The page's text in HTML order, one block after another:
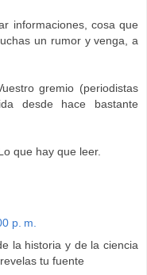
informaciones, cosa que
un rumor y venga, a
gremio (periodistas
desde hace bastante
que hay que leer.
p. m.
la historia y de la ciencia
tu fuente